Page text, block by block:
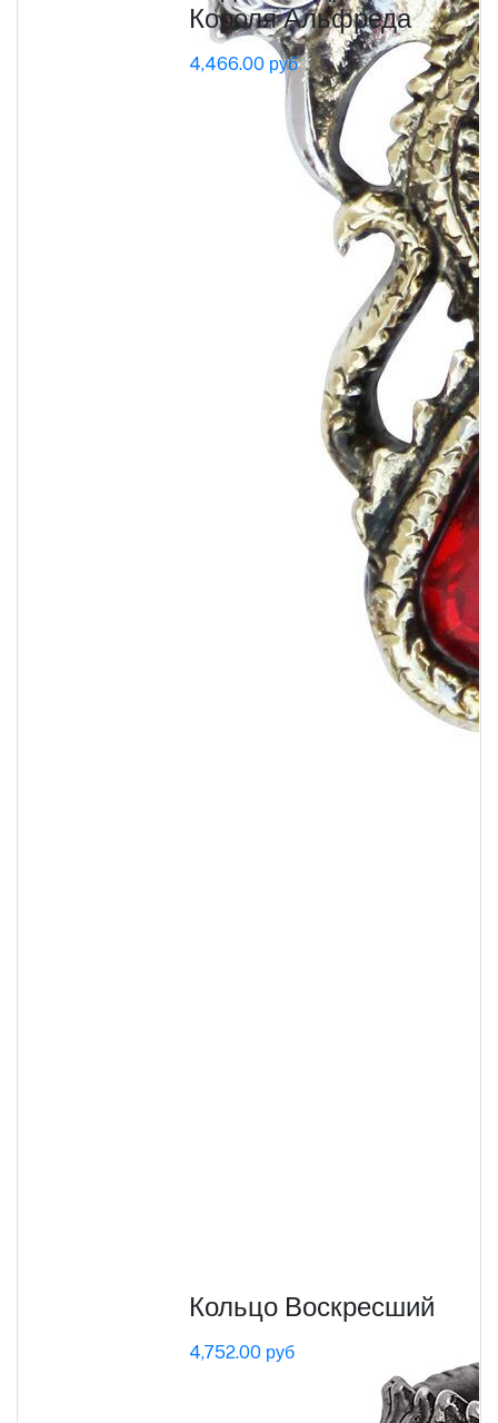
Короля Альфреда
4,466.00 руб
Кольцо Воскресший
4,752.00 руб